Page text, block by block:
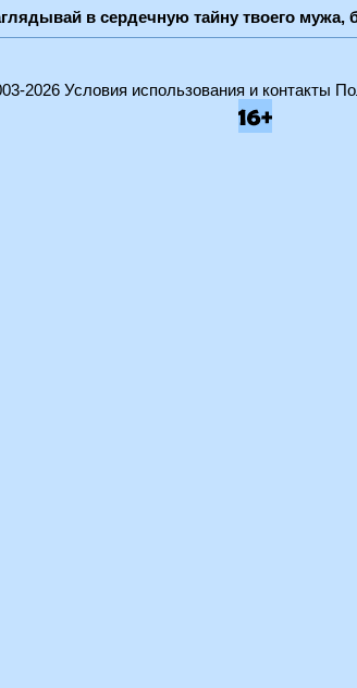
в сердечную тайну твоего мужа,
2026 Условия использования и контакты